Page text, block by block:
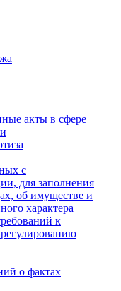
акты в сфере
с
для заполнения
об имуществе и
характера
к
о фактах